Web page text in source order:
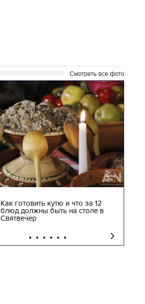
Смотреть все фото
Как готовить кутю и что за 12
блюд должны быть на столе в
Святвечер